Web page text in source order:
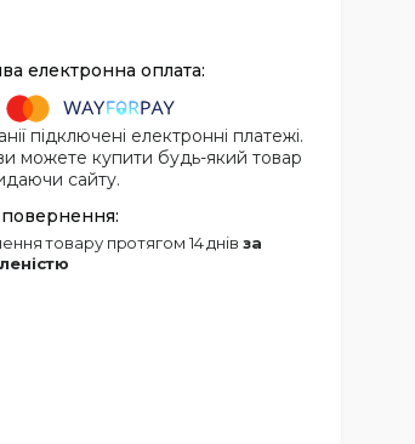
підключені електронні платежі.
можете купити будь-який товар
сайту.
товару протягом 14 днів за